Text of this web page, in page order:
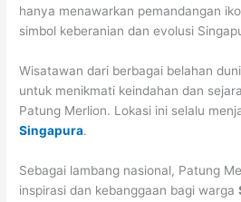
hanya menawarkan pemandangan
simbol keberanian dan evolusi
Wisatawan dari berbagai belahan
untuk menikmati keindahan dan
Patung Merlion. Lokasi ini selalu
Singapura.
Sebagai lambang nasional, Patung
inspirasi dan kebanggaan bagi warga